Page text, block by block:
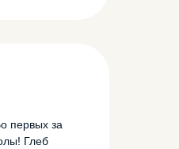
первых за
Глеб